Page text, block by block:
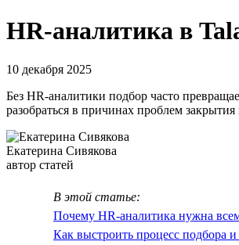
HR-аналитика в
10 декабря 2025
Без HR-аналитики подбор часто
разобраться в причинах проблем
Екатерина Сивякова
автор статей
В этой статье:
Почему HR-аналитика нужна
Как выстроить процесс подбора и